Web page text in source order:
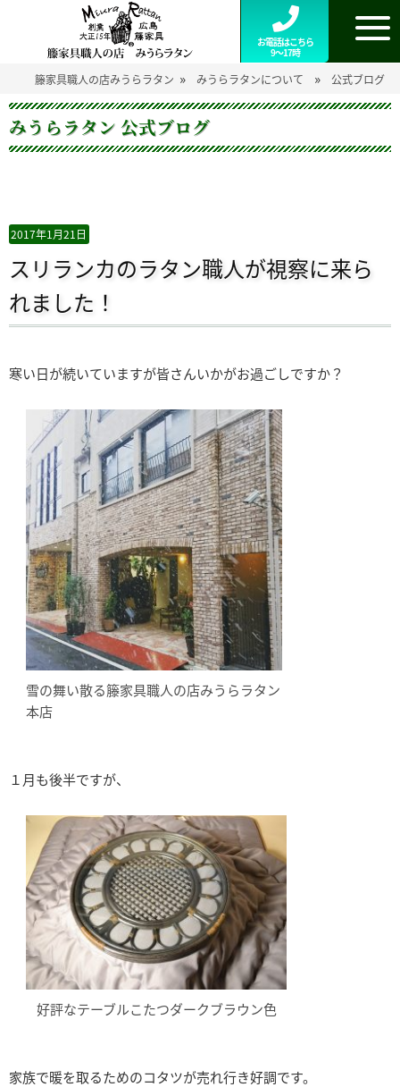
お電話はこちら
9～17時
籐家具職人の店みうらラタン » みうらラタンについて » 公式ブログ
みうらラタン 公式ブログ
2017年1月21日
スリランカのラタン職人が視察に来ら
れました！
寒い日が続いていますが皆さんいかがお過ごしですか？
雪の舞い散る籐家具職人の店みうらラタン
本店
１月も後半ですが、
好評なテーブルこたつダークブラウン色
家族で暖を取るためのコタツが売れ行き好調です。